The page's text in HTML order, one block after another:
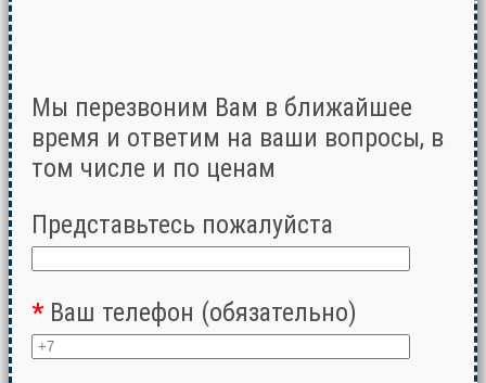
Мы перезвоним Вам в ближайшее
время и ответим на ваши вопросы, в
том числе и по ценам
Представьтесь пожалуйста
* Ваш телефон (обязательно)